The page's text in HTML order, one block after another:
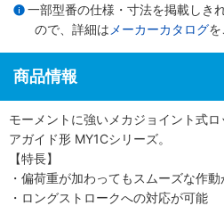
一部型番の仕様・寸法を掲載しき
ので、詳細は メーカーカタログを
商品情報
モーメントに強いメカジョイント式
アガイド形 MY1Cシリーズ。
【特長】
・偏荷重が加わってもスムーズな作
・ロングストロークへの対応が可能